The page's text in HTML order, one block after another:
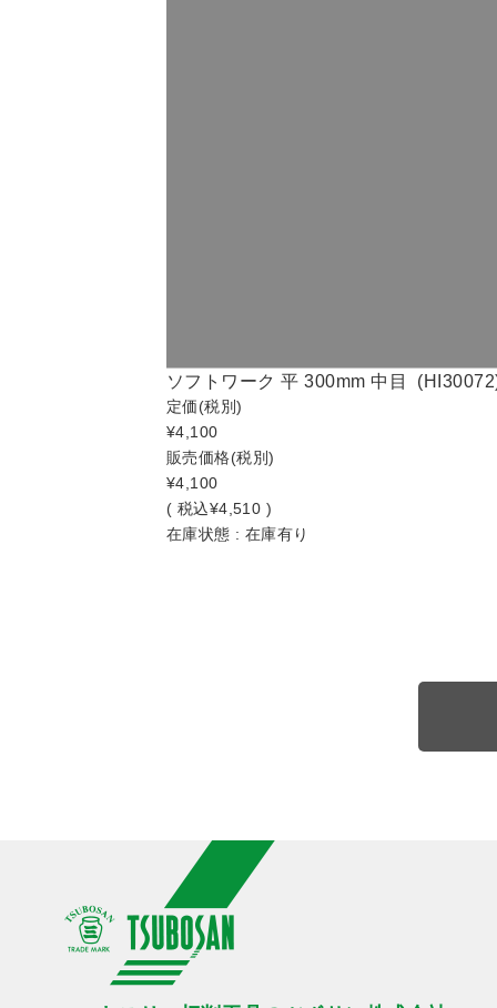
ソフトワーク 平 300mm 中目
定価(税別)
¥4,100
販売価格(税別)
¥4,100
( 税込¥4,510 )
在庫状態 : 在庫有り